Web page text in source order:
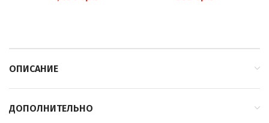
MIT TEEBAUMÖL)
ОПИСАНИЕ
ДОПОЛНИТЕЛЬНО